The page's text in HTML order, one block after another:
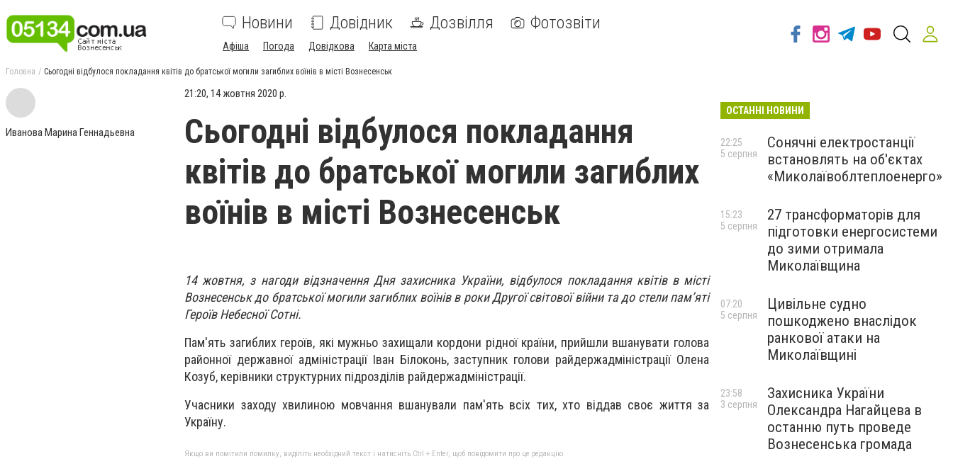
Новини Довідник Дозвілля Фотозвіти
Афіша Погода Довідкова Карта міста
Головна Сьогодні відбулося покладання квітів до братської могили загиблих воїнів в місті Вознесенськ
Иванова Марина Геннадьевна
21:20, 14 жовтня 2020 р.
Сьогодні відбулося покладання
квітів до братської могили загиблих
воїнів в місті Вознесенськ
14 жовтня, з нагоди відзначення Дня захисника України, відбулося покладання квітів в місті
Вознесенськ до братської могили загиблих воїнів в роки Другої світової війни та до стели пам’яті
Героїв Небесної Сотні.
Пам'ять загиблих героїв, які мужньо захищали кордони рідної країни, прийшли вшанувати голова
районної державної адміністрації Іван Білоконь, заступник голови райдержадміністрації Олена
Козуб, керівники структурних підрозділів райдержадміністрації.
Учасники заходу хвилиною мовчання вшанували пам'ять всіх тих, хто віддав своє життя за
Україну.
Якщо ви помітили помилку, виділіть необхідний текст і натисніть Ctrl + Enter, щоб повідомити про це редакцію
ОСТАННІ НОВИНИ
Сонячні електростанції
встановлять на об'єктах
«Миколаївоблтеплоенерго»
22:25
5 серпня
27 трансформаторів для
підготовки енергосистеми
до зими отримала
Миколаївщина
15:23
5 серпня
Цивільне судно
пошкоджено внаслідок
ранкової атаки на
Миколаївщині
07:20
5 серпня
Захисника України
Олександра Нагайцева в
останню путь проведе
Вознесенська громада
23:58
3 серпня